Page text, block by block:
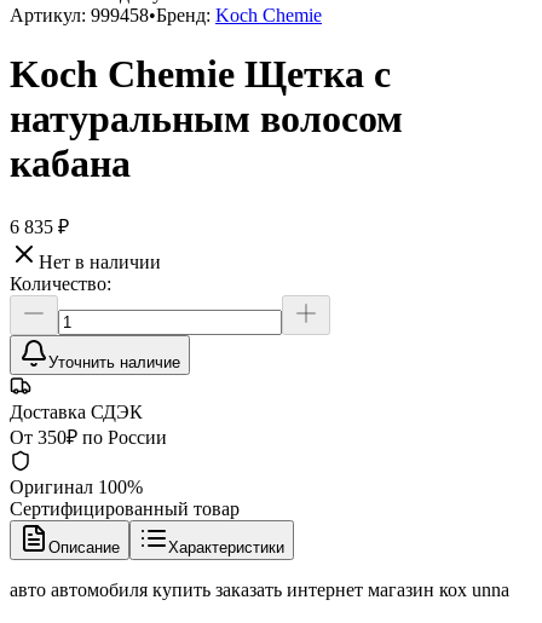
Артикул: 999458•Бренд: Koch Chemie
Koch Chemie Щетка с
натуральным волосом
кабана
6 835 ₽
Нет в наличии
Количество:
Уточнить наличие
Доставка СДЭК
От 350₽ по России
Оригинал 100%
Сертифицированный товар
Описание Характеристики
авто автомобиля купить заказать интернет магазин кох unna